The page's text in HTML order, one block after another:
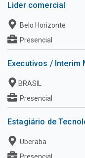
Lider comercial
Belo Horizonte
Presencial
Executivos / Interim
BRASIL
Presencial
Estagiário de
Uberaba